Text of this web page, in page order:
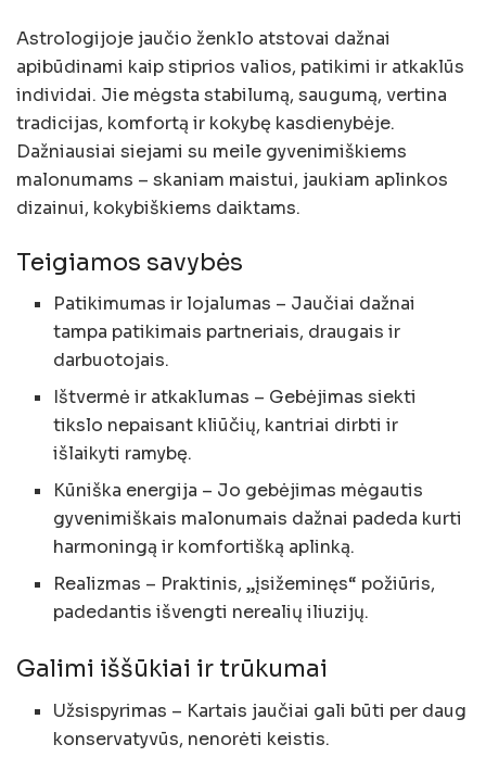
Astrologijoje jaučio ženklo atstovai dažnai
apibūdinami kaip stiprios valios, patikimi ir atkaklūs
individai. Jie mėgsta stabilumą, saugumą, vertina
tradicijas, komfortą ir kokybę kasdienybėje.
Dažniausiai siejami su meile gyvenimiškiems
malonumams – skaniam maistui, jaukiam aplinkos
dizainui, kokybiškiems daiktams.
Teigiamos savybės
Patikimumas ir lojalumas – Jaučiai dažnai
tampa patikimais partneriais, draugais ir
darbuotojais.
Ištvermė ir atkaklumas – Gebėjimas siekti
tikslo nepaisant kliūčių, kantriai dirbti ir
išlaikyti ramybę.
Kūniška energija – Jo gebėjimas mėgautis
gyvenimiškais malonumais dažnai padeda kurti
harmoningą ir komfortišką aplinką.
Realizmas – Praktinis, „įsižeminęs“ požiūris,
padedantis išvengti nerealių iliuzijų.
Galimi iššūkiai ir trūkumai
Užsispyrimas – Kartais jaučiai gali būti per daug
konservatyvūs, nenorėti keistis.